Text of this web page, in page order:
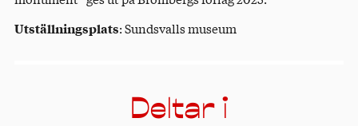
Utställningsplats: Sundsvalls museum
Deltar i